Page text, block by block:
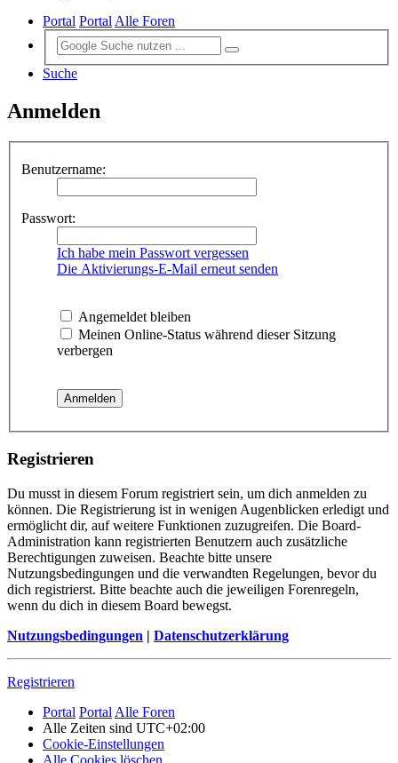
Portal PortalAlle Foren
Suche
Anmelden
Benutzername:
Passwort:
Ich habe mein Passwort vergessen
Die Aktivierungs-E-Mail erneut senden
Angemeldet bleiben
Meinen Online-Status während dieser Sitzung
verbergen
Registrieren
Du musst in diesem Forum registriert sein, um dich anmelden zu
können. Die Registrierung ist in wenigen Augenblicken erledigt und
ermöglicht dir, auf weitere Funktionen zuzugreifen. Die Board-
Administration kann registrierten Benutzern auch zusätzliche
Berechtigungen zuweisen. Beachte bitte unsere
Nutzungsbedingungen und die verwandten Regelungen, bevor du
dich registrierst. Bitte beachte auch die jeweiligen Forenregeln,
wenn du dich in diesem Board bewegst.
Nutzungsbedingungen | Datenschutzerklärung
Registrieren
Portal Portal Alle Foren
Alle Zeiten sind UTC+02:00
Cookie-Einstellungen
Alle Cookies löschen